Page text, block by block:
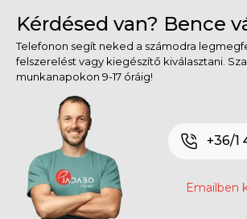
Kérdésed van? Bence
Telefonon segít neked a számodra
felszerelést vagy kiegészítő kiválasztani.
munkanapokon 9-17 óráig!
+36/1
Emailben